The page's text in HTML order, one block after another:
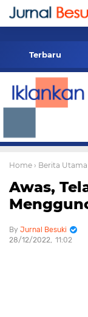
-->
Terbaru
Home › Berita Utama
Awas,
Jurnal Besuki
28/12/2022 11:02